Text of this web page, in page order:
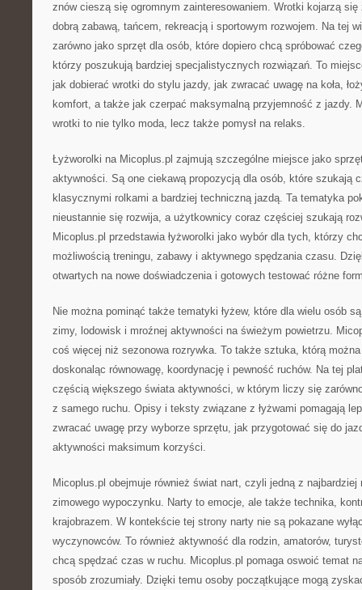
znów cieszą się ogromnym zainteresowaniem. Wrotki kojarzą
dobrą zabawą, tańcem, rekreacją i sportowym rozwojem. Na tej
zarówno jako sprzęt dla osób, które dopiero chcą spróbować
którzy poszukują bardziej specjalistycznych rozwiązań. To
jak dobierać wrotki do stylu jazdy, jak zwracać uwagę na koła,
komfort, a także jak czerpać maksymalną przyjemność z jazdy.
wrotki to nie tylko moda, lecz także pomysł na relaks.
Łyżworolki na Micoplus.pl zajmują szczególne miejsce jako
aktywności. Są one ciekawą propozycją dla osób, które szukają
klasycznymi rolkami a bardziej techniczną jazdą. Ta tematyka
nieustannie się rozwija, a użytkownicy coraz częściej szukają
Micoplus.pl przedstawia łyżworolki jako wybór dla tych, którzy
możliwością treningu, zabawy i aktywnego spędzania czasu.
otwartych na nowe doświadczenia i gotowych testować różne
Nie można pominąć także tematyki łyżew, które dla wielu osób
zimy, lodowisk i mroźnej aktywności na świeżym powietrzu.
coś więcej niż sezonowa rozrywka. To także sztuka, którą
doskonaląc równowagę, koordynację i pewność ruchów. Na tej
częścią większego świata aktywności, w którym liczy się
z samego ruchu. Opisy i teksty związane z łyżwami pomagają
zwracać uwagę przy wyborze sprzętu, jak przygotować się do
aktywności maksimum korzyści.
Micoplus.pl obejmuje również świat nart, czyli jedną z najbardziej
zimowego wypoczynku. Narty to emocje, ale także technika,
krajobrazem. W kontekście tej strony narty nie są pokazane
wyczynowców. To również aktywność dla rodzin, amatorów,
chcą spędzać czas w ruchu. Micoplus.pl pomaga oswoić temat
sposób zrozumiały. Dzięki temu osoby początkujące mogą